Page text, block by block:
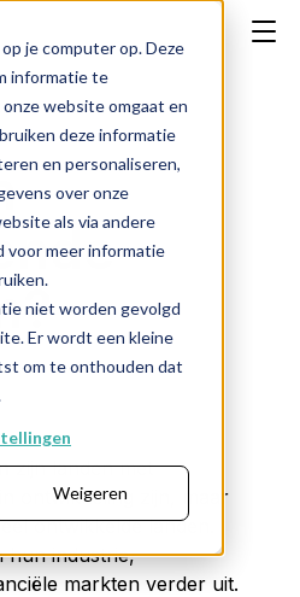
je computer op. Deze
informatie te
website omgaat en
deze informatie
en personaliseren,
over onze
als via andere
voor meer informatie
niet worden gevolgd
Er wordt een kleine
om te onthouden dat
Weigeren
zijn landen met
ontwikkeling zijn, maar
ontwikkelde landen.
hun industrie,
markten verder uit.